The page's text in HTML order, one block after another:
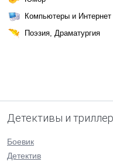
Компьютеры и Интернет
Поэзия, Драматургия
Детективы и
Боевик
Детектив